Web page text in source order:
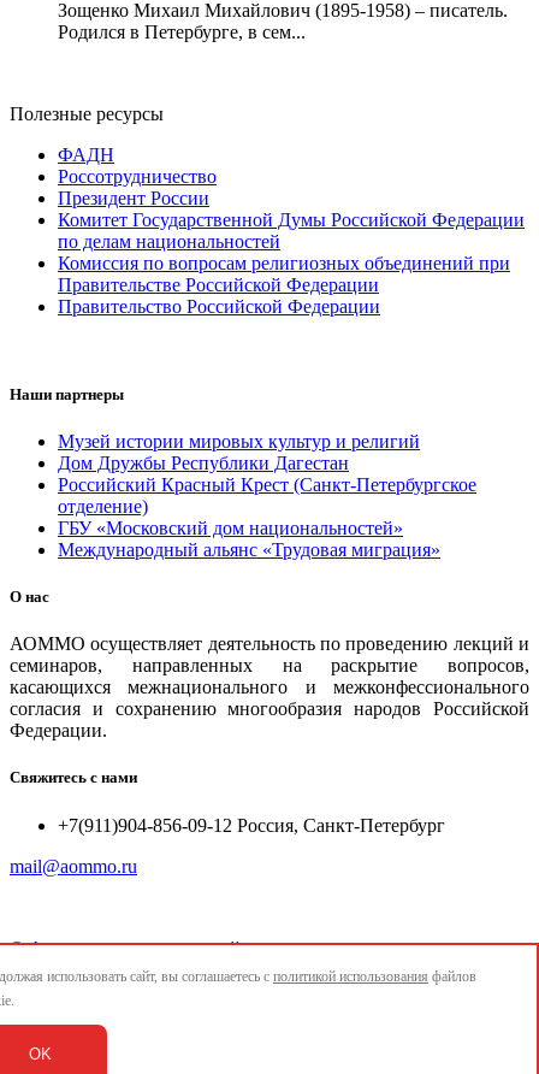
Зощенко Михаил Михайлович (1895-1958) – писатель.
Родился в Петербурге, в сем...
Полезные ресурсы
ФАДН
Россотрудничество
Президент России
Комитет Государственной Думы Российской Федерации
по делам национальностей
Комиссия по вопросам религиозных объединений при
Правительстве Российской Федерации
Правительство Российской Федерации
Наши партнеры
Музей истории мировых культур и религий
Дом Дружбы Республики Дагестан
Российский Красный Крест (Санкт-Петербургское
отделение)
ГБУ «Московский дом национальностей»
Международный альянс «Трудовая миграция»
О нас
АОММО осуществляет деятельность по проведению лекций и
семинаров, направленных на раскрытие вопросов,
касающихся межнационального и межконфессионального
согласия и сохранению многообразия народов Российской
Федерации.
Свяжитесь с нами
+7(911)904-856-09-12 Россия, Санкт-Петербург
mail@aommo.ru
© Ассоциация организаций по реализации национальных
проектов и достижению национальных целей развития
mail@aommo.ru
использовать сайт, вы соглашаетесь с политикой использования файлов
OK